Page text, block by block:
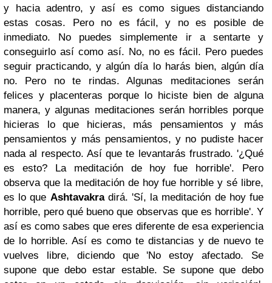
y hacia adentro, y así es como sigues distanciando
estas cosas. Pero no es fácil, y no es posible de
inmediato. No puedes simplemente ir a sentarte y
conseguirlo así como así. No, no es fácil. Pero puedes
seguir practicando, y algún día lo harás bien, algún día
no. Pero no te rindas. Algunas meditaciones serán
felices y placenteras porque lo hiciste bien de alguna
manera, y algunas meditaciones serán horribles porque
hicieras lo que hicieras, más pensamientos y más
pensamientos y más pensamientos, y no pudiste hacer
nada al respecto. Así que te levantarás frustrado. '¿Qué
es esto? La meditación de hoy fue horrible'. Pero
observa que la meditación de hoy fue horrible y sé libre,
es lo que Ashtavakra dirá. 'Sí, la meditación de hoy fue
horrible, pero qué bueno que observas que es horrible'. Y
así es como sabes que eres diferente de esa experiencia
de lo horrible. Así es como te distancias y de nuevo te
vuelves libre, diciendo que 'No estoy afectado. Se
supone que debo estar estable. Se supone que debo